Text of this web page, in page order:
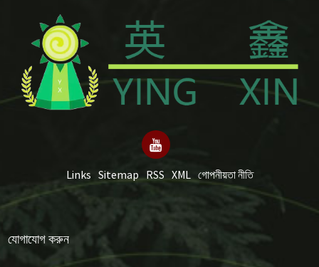
Links Sitemap RSS XML গোপনীয়তা নীতি
যোগাযোগ করুন